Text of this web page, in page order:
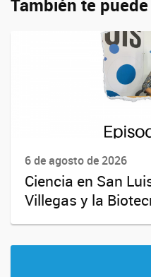
También te
6 de agosto de 2026
Ciencia en San
Villegas y la